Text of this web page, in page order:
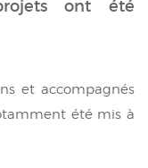
ont été
et accompagnés
été mis à